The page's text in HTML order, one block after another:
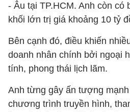
- Âu tại TP.HCM. Anh còn có
khối lớn trị giá khoảng 10 tỷ
Bên cạnh đó, điều khiến
doanh nhân chính bởi ngoại
tính, phong thái lịch lãm.
Anh từng gây ấn tượng
chương trình truyền hình,